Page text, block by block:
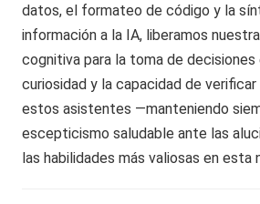
datos, el formateo de código y la
información a la IA, liberamos
cognitiva para la toma de
curiosidad y la capacidad de
estos asistentes —manteniendo
escepticismo saludable ante las
las habilidades más valiosas en esta